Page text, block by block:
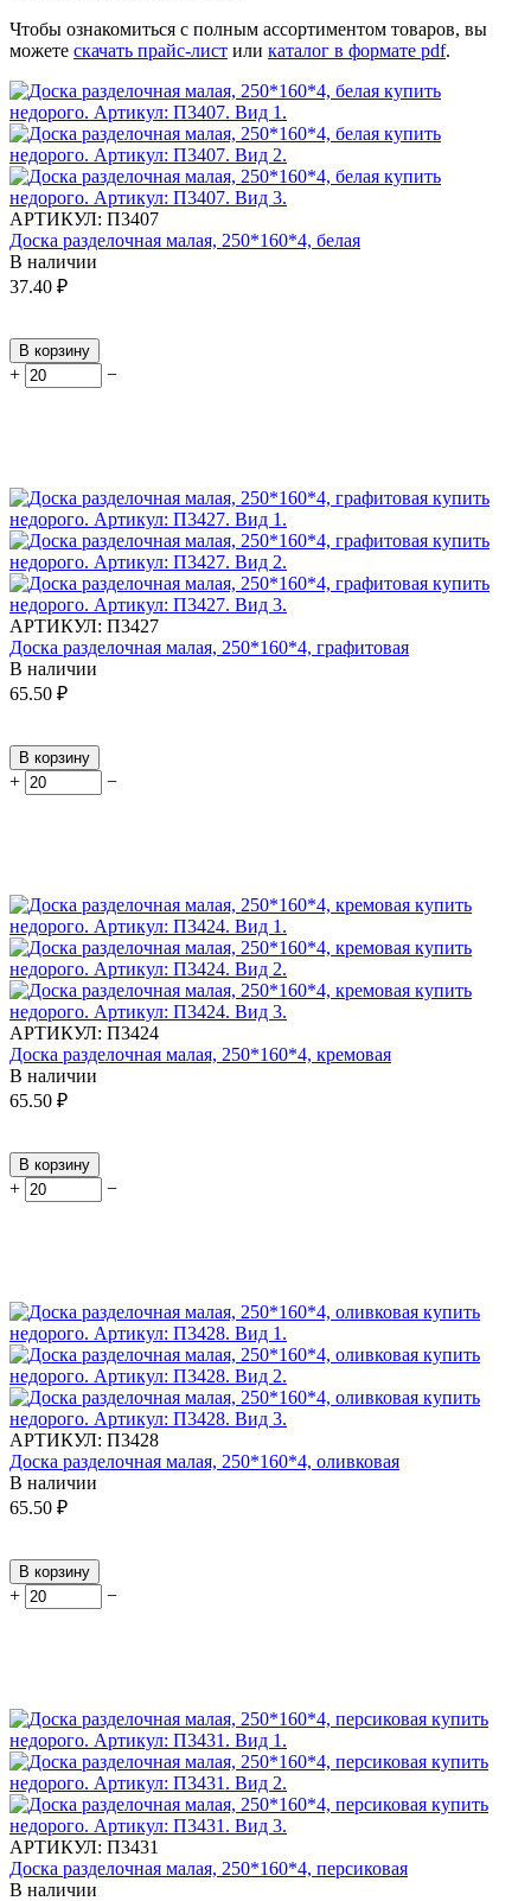
Чтобы ознакомиться с полным ассортиментом товаров, вы
можете скачать прайс-лист или каталог в формате pdf.
АРТИКУЛ: П3407
Доска разделочная малая, 250*160*4, белая
В наличии
37.40 ₽
В корзину
+ −
АРТИКУЛ: П3427
Доска разделочная малая, 250*160*4, графитовая
В наличии
65.50 ₽
В корзину
+ −
АРТИКУЛ: П3424
Доска разделочная малая, 250*160*4, кремовая
В наличии
65.50 ₽
В корзину
+ −
АРТИКУЛ: П3428
Доска разделочная малая, 250*160*4, оливковая
В наличии
65.50 ₽
В корзину
+ −
АРТИКУЛ: П3431
Доска разделочная малая, 250*160*4, персиковая
В наличии